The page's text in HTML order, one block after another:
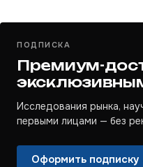
ПОДПИСКА
Премиум-
Исследования рынка,
первыми лицами — без
Оформить подписку